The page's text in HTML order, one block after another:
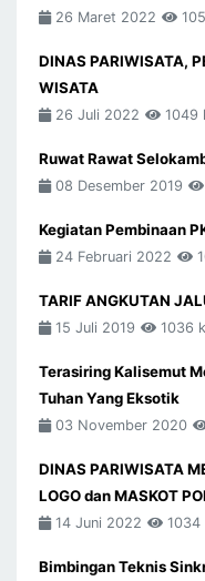
26 Maret 2022
DINAS PARIWISATA,
WISATA
26 Juli 2022 1049
Ruwat Rawat
08 Desember 2019
Kegiatan Pembinaan
24 Februari 2022
TARIF ANGKUTAN
15 Juli 2019 1036
Terasiring Kalisemut
Tuhan Yang Eksotik
03 November 2020
DINAS PARIWISATA
LOGO dan MASKOT
14 Juni 2022 1034
Bimbingan Teknis